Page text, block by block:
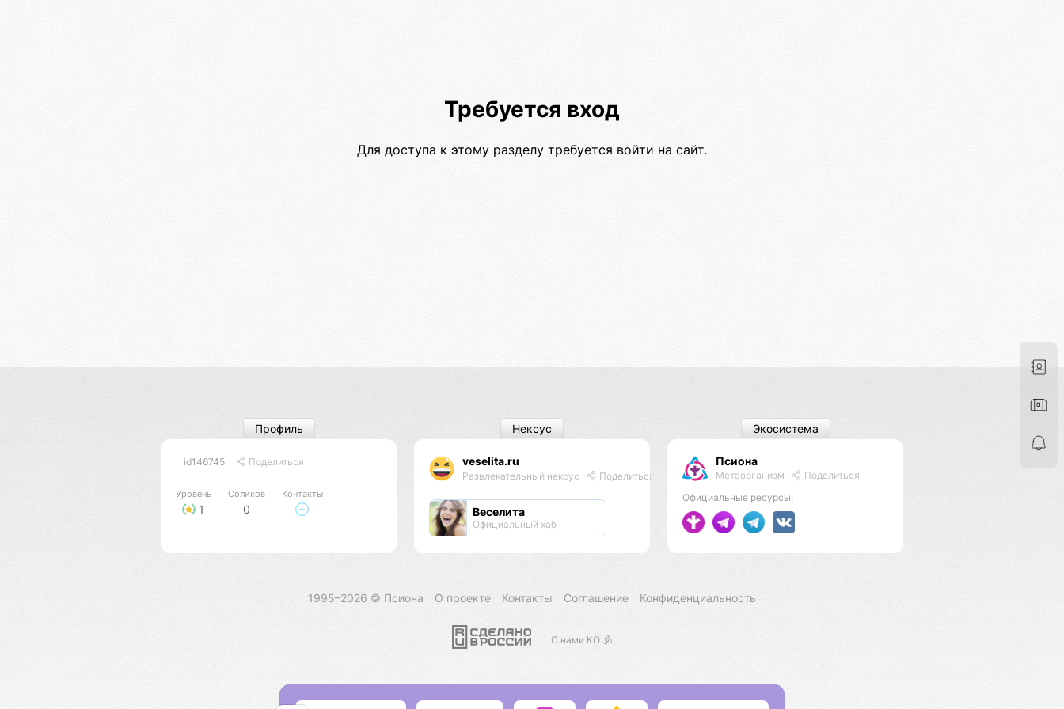
Требуется вход
Для доступа к этому разделу требуется войти на сайт.
id146745 Поделиться
Уровень
1
Соликов
0
Контакты
Профиль
veselita.ru
Развлекательный нексус Поделиться
Веселита
Официальный хаб
Нексус
Псиона
Метаорганизм
Поделиться
Официальные ресурсы:
Экосистема
1995–2026 © Псиона О проекте Контакты Соглашение Конфиденциальность
С нами КО 🕉️